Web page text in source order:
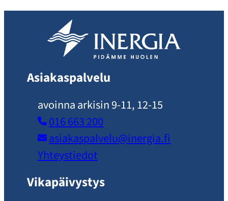
Asiakaspalvelu
avoinna arkisin 9-11, 12-15
016 663 200
asiakaspalvelu​@inergia.fi
Yhteystiedot
Vikapäivystys